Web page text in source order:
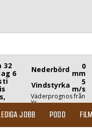
32
6
Nederbörd 0
mm
Vindstyrka
5
m/s
Väderprognos från
Yr
JOBB PODD FILM